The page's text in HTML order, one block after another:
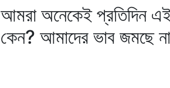
আমরা অনেকেই প্রতিদিন
কেন? আমাদের ভাব জমছে